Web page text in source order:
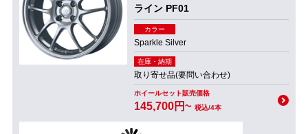
ライン PF01
カラー
Sparkle Silver
在庫・納期
取り寄せ品(要問い合わせ)
ホイールセット販売価格
145,700円~ 税込/4本